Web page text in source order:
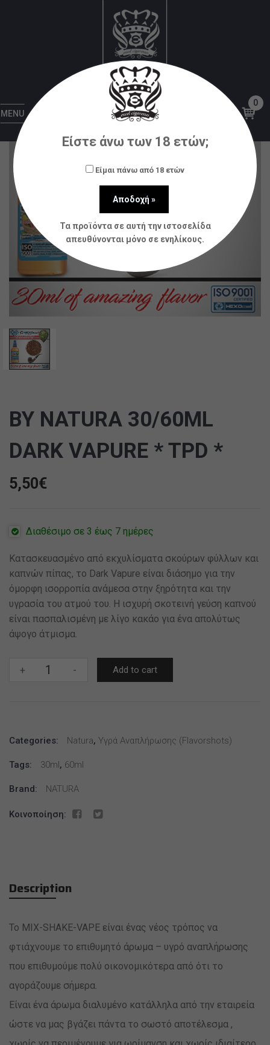
MENU
0
Υγρά αναπλήρωσης (flavorshots)
BY NATURA 30/60ML DARK VAPURE * TPD *
BY NATURA 30/60ML
DARK VAPURE * TPD *
5,50€
Διαθέσιμο σε 3 έως 7 ημέρες
Κατασκευασμένο από εκχυλίσματα σκούρων φύλλων και
καπνών πίπας, το Dark Vapure είναι διάσημo για την
όμορφη ισορροπία ανάμεσα στην ξηρότητα και την
υγρασία του ατμού του. H ισχυρή σκοτεινή γεύση καπνού
είναι πασπαλισμένη με λίγο κακάο για ένα απολύτως
άψογο άτμισμα.
+
BY
*
quantity
- Add to cart
Categories: Natura, Υγρά Αναπλήρωσης (flavorshots)
Tags: 30ml, 60ml
Brand: NATURA
Κοινοποίηση:
Description
Το MIX-SHAKE-VAPE είναι ένας νέος τρόπος να
φτιάχνουμε το επιθυμητό άρωμα – υγρό αναπλήρωσης
που επιθυμούμε πολύ οικονομικότερα από ότι το
αγοράζουμε σήμερα.
Είναι ένα άρωμα διαλυμένο κατάλληλα από την εταιρεία
ώστε να μας βγάζει πάντα το σωστό αποτέλεσμα ,
Είστε άνω των 18 ετών;
Είμαι πάνω από 18 ετών
Τα προϊόντα σε αυτή την ιστοσελίδα
απευθύνονται μόνο σε ενηλίκους.